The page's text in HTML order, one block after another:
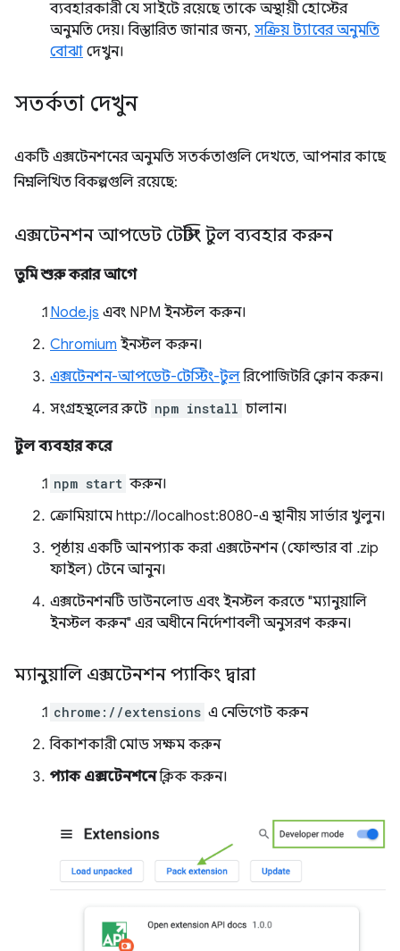
ব্যবহারকারী যে সাইটে রয়েছে তাকে অস্থায়ী হোস্টের
অনুমতি দেয়। বিস্তারিত জানার জন্য, সক্রিয় ট্যাবের অনুমতি
বোঝা দেখুন।
সতর্কতা দেখুন
একটি এক্সটেনশনের অনুমতি সতর্কতাগুলি দেখতে, আপনার কাছে
নিম্নলিখিত বিকল্পগুলি রয়েছে:
এক্সটেনশন আপডেট টেস্টিং টুল ব্যবহার করুন
তুমি শুরু করার আগে
Node.js এবং NPM ইনস্টল করুন।
Chromium ইনস্টল করুন।
এক্সটেনশন-আপডেট-টেস্টিং-টুলরিপোজিটরি ক্লোন করুন।
সংগ্রহস্থলের রুটে npm install চালান।
টুল ব্যবহার করে
npm start করুন।
ক্রোমিয়ামে http://localhost:8080-এ স্থানীয় সার্ভার খুলুন।
পৃষ্ঠায় একটি আনপ্যাক করা এক্সটেনশন (ফোল্ডার বা .zip
ফাইল) টেনে আনুন।
এক্সটেনশনটি ডাউনলোড এবং ইনস্টল করতে "ম্যানুয়ালি
ইনস্টল করুন" এর অধীনে নির্দেশাবলী অনুসরণ করুন।
ম্যানুয়ালি এক্সটেনশন প্যাকিং দ্বারা
chrome://extensions এ নেভিগেট করুন
বিকাশকারী মোড সক্ষম করুন
প্যাক এক্সটেনশনেক্লিক করুন।